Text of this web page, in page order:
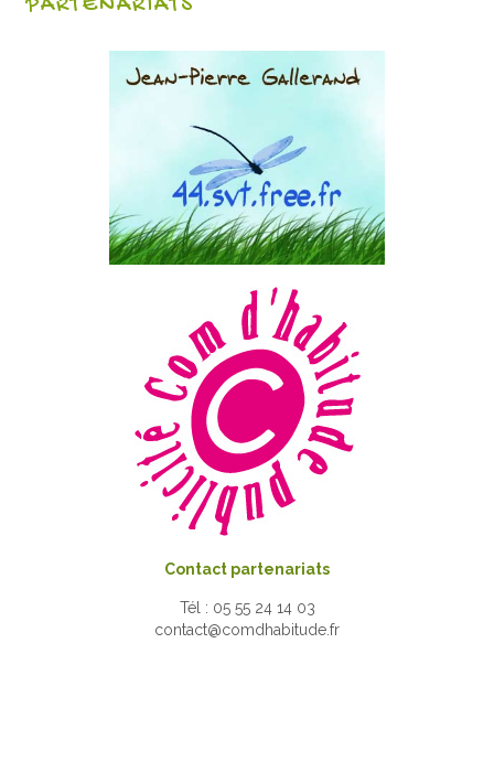
PARTENARIATS
Contact partenariats
Tél : 05 55 24 14 03
contact@comdhabitude.fr